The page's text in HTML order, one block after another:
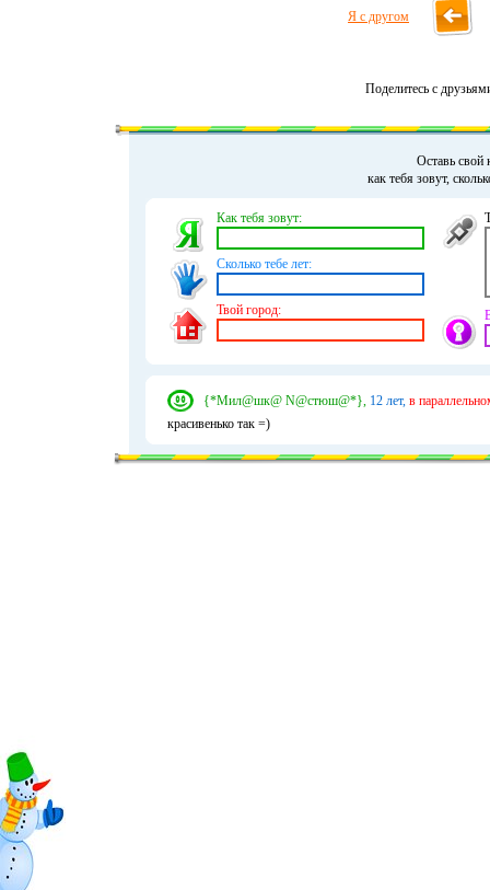
Я с другом
Поделитесь с
Оставь свой
как тебя зовут,
Как тебя зовут:
Сколько тебе лет:
Твой город:
{*Мил@шк@ N@стюш@*}, 12 лет, в
красивенько так =)